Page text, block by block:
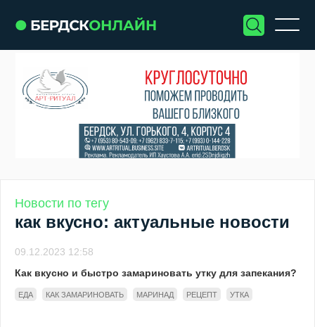
Новости по тегу
как вкусно: актуальные новости
09.12.2023 12:58
Как вкусно и быстро замариновать утку для запекания?
ЕДА КАК ЗАМАРИНОВАТЬ МАРИНАД РЕЦЕПТ УТКА